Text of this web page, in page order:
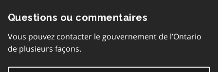
Questions ou commentaires
Vous pouvez contacter le gouvernement de l’Ontario
de plusieurs façons.